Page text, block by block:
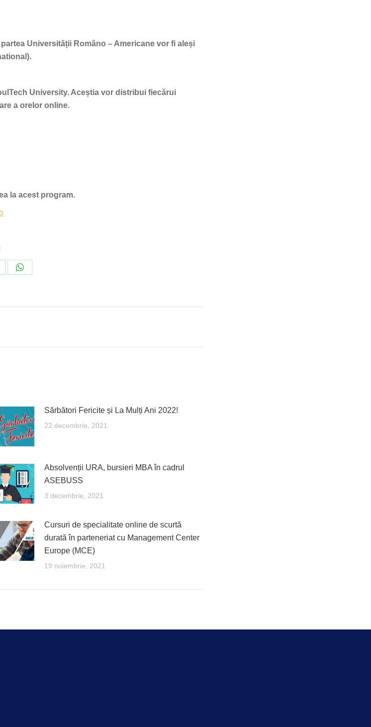
Universității Româno – Americane vor fi aleși
University. Aceștia vor distribui fiecărui
a orelor online.
la acest program.
Share
Sărbători Fericite și La Mulți Ani 2022!
22 decembrie, 2021
Absolvenții URA, bursieri MBA în cadrul
ASEBUSS
3 decembrie, 2021
Cursuri de specialitate online de scurtă
durată în parteneriat cu Management Center
Europe (MCE)
19 noiembrie, 2021